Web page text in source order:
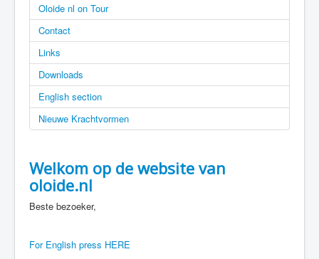
Oloide nl on Tour
Contact
Links
Downloads
English section
Nieuwe Krachtvormen
Welkom op de website van
oloide.nl
Beste bezoeker,
For English press HERE